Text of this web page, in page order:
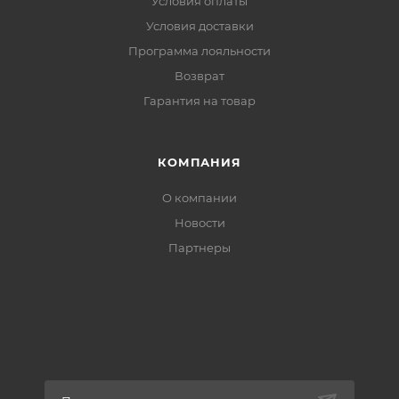
Пуллеры Hypalon®:застёгиваются в толстых
Светоотражающие детали:безопасность в
Условия доставки
Программа лояльности
Возврат
Гарантия на товар
КОМПАНИЯ
О компании
Новости
Партнеры